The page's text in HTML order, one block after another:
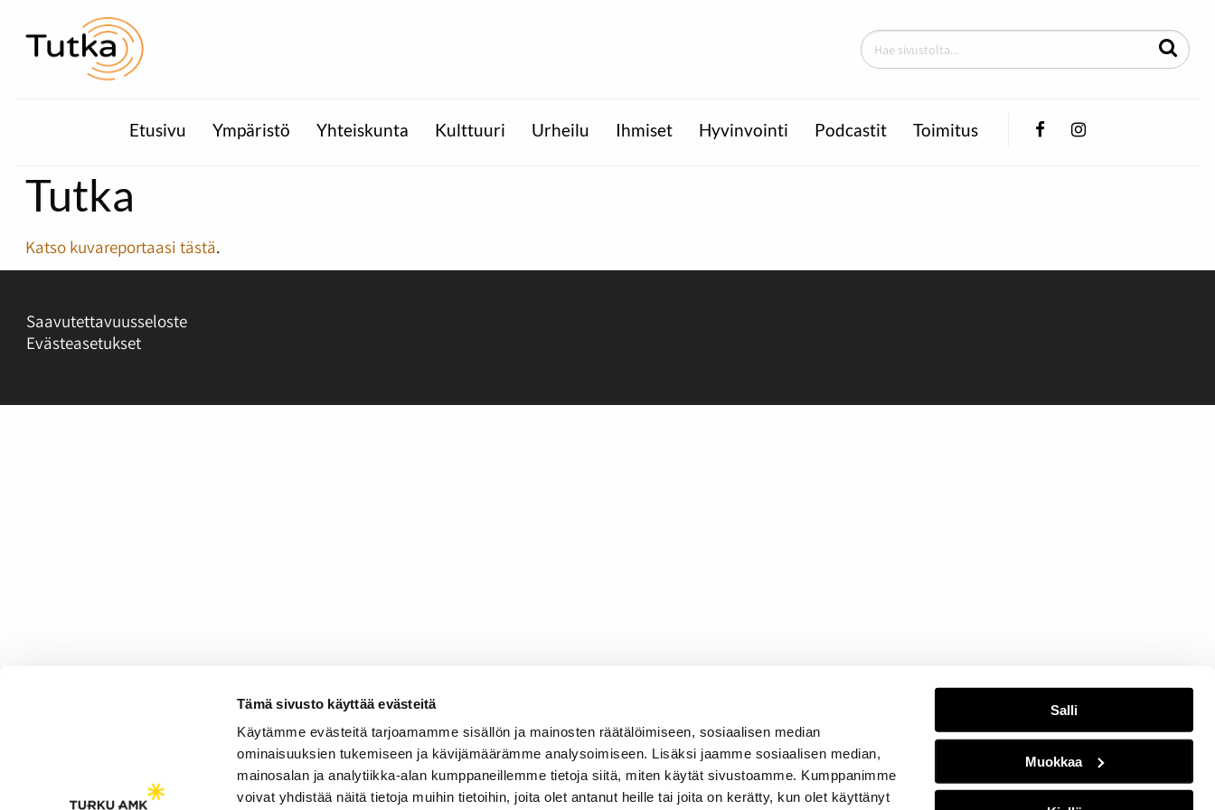
Tämä sivusto käyttää evästeitä
Käytämme evästeitä tarjoamamme sisällön ja mainosten räätälöimiseen, sosiaalisen median
ominaisuuksien tukemiseen ja kävijämäärämme analysoimiseen. Lisäksi jaamme sosiaalisen median,
mainosalan ja analytiikka-alan kumppaneillemme tietoja siitä, miten käytät sivustoamme. Kumppanimme
voivat yhdistää näitä tietoja muihin tietoihin, joita olet antanut heille tai joita on kerätty, kun olet käyttänyt
Salli
Muokkaa
Etusivu Ympäristö Yhteiskunta Kulttuuri Urheilu Ihmiset Hyvinvointi Podcastit Toimitus FacebookInstagram
Tutka
Katso kuvareportaasi tästä.
Saavutettavuusseloste
Evästeasetukset